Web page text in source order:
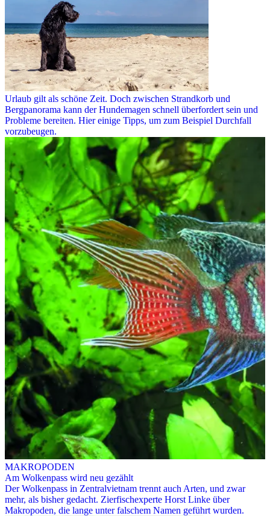
Urlaub gilt als schöne Zeit. Doch zwischen Strandkorb und
Bergpanorama kann der Hundemagen schnell überfordert sein und
Probleme bereiten. Hier einige Tipps, um zum Beispiel Durchfall
vorzubeugen.
MAKROPODEN
Am Wolkenpass wird neu gezählt
Der Wolkenpass in Zentralvietnam trennt auch Arten, und zwar
mehr, als bisher gedacht. Zierfischexperte Horst Linke über
Makropoden, die lange unter falschem Namen geführt wurden.